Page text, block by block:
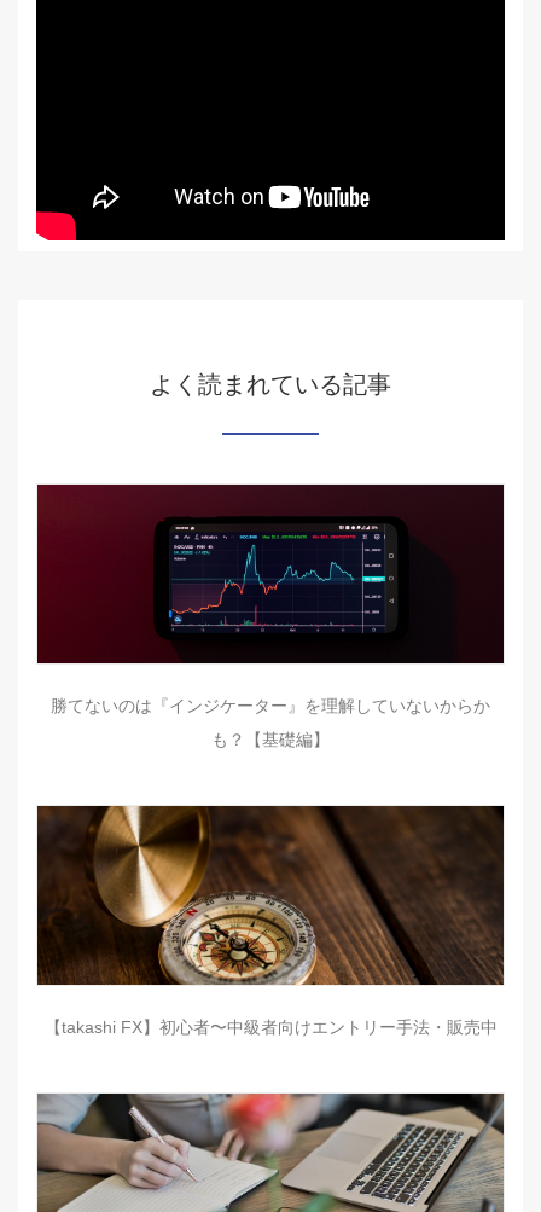
よく読まれている記事
勝てないのは『インジケーター』を理解していないからか
も？【基礎編】
【takashi FX】初心者〜中級者向けエントリー手法・販売中